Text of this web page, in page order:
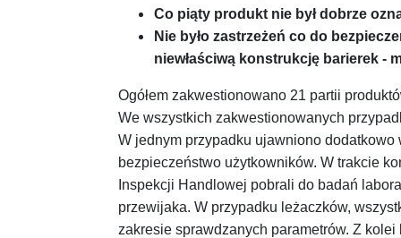
Co piąty produkt nie był dobrze
Nie było zastrzeżeń co do
niewłaściwą konstrukcję barierek -
Ogółem zakwestionowano 21 partii
We wszystkich zakwestionowanych
W jednym przypadku ujawniono
bezpieczeństwo użytkowników. W trakcie
Inspekcji Handlowej pobrali do badań
przewijaka. W przypadku leżaczków,
zakresie sprawdzanych parametrów. Z